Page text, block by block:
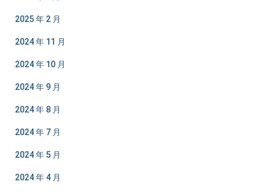
2025 年 2 月
2024 年 11 月
2024 年 10 月
2024 年 9 月
2024 年 8 月
2024 年 7 月
2024 年 5 月
2024 年 4 月